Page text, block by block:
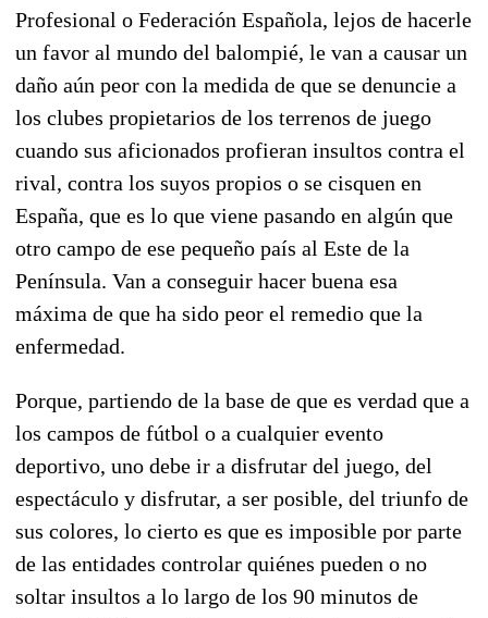
Profesional o Federación Española, lejos de hacerle
un favor al mundo del balompié, le van a causar un
daño aún peor con la medida de que se denuncie a
los clubes propietarios de los terrenos de juego
cuando sus aficionados profieran insultos contra el
rival, contra los suyos propios o se cisquen en
España, que es lo que viene pasando en algún que
otro campo de ese pequeño país al Este de la
Península. Van a conseguir hacer buena esa
máxima de que ha sido peor el remedio que la
enfermedad.
Porque, partiendo de la base de que es verdad que a
los campos de fútbol o a cualquier evento
deportivo, uno debe ir a disfrutar del juego, del
espectáculo y disfrutar, a ser posible, del triunfo de
sus colores, lo cierto es que es imposible por parte
de las entidades controlar quiénes pueden o no
soltar insultos a lo largo de los 90 minutos de